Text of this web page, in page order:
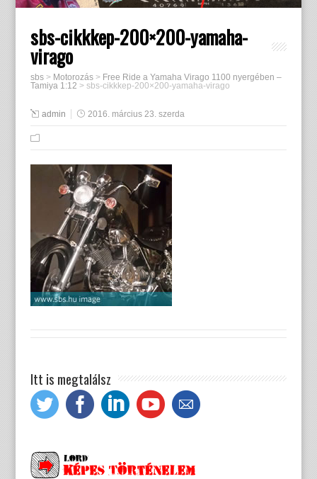
sbs-cikkkep-200×200-yamaha-
virago
sbs> Motorozás> Free Ride a Yamaha Virago 1100 nyergében –
Tamiya 1:12 > sbs-cikkkep-200×200-yamaha-virago
admin 2016. március 23. szerda
Itt is megtalálsz